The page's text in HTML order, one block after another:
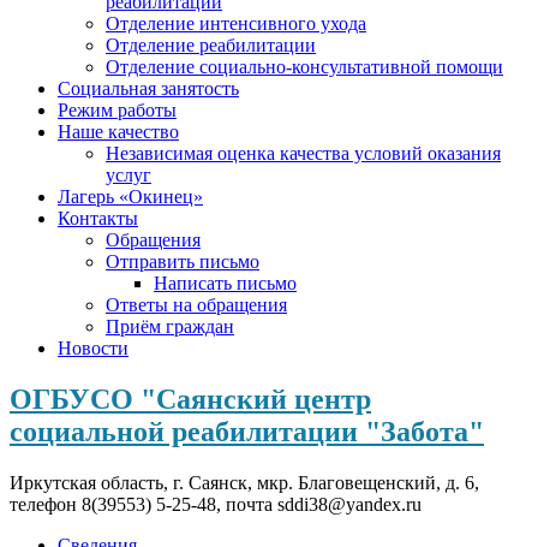
Отделение интенсивного ухода
Отделение реабилитации
Отделение социально-консультативной помощи
Социальная занятость
Режим работы
Наше качество
Независимая оценка качества условий оказания
услуг
Лагерь «Окинец»
Контакты
Обращения
Отправить письмо
Написать письмо
Ответы на обращения
Приём граждан
Новости
ОГБУСО "Саянский центр
социальной реабилитации "Забота"
Иркутская область, г. Саянск, мкр. Благовещенский, д. 6,
телефон 8(39553) 5-25-48, почта sddi38@yandex.ru